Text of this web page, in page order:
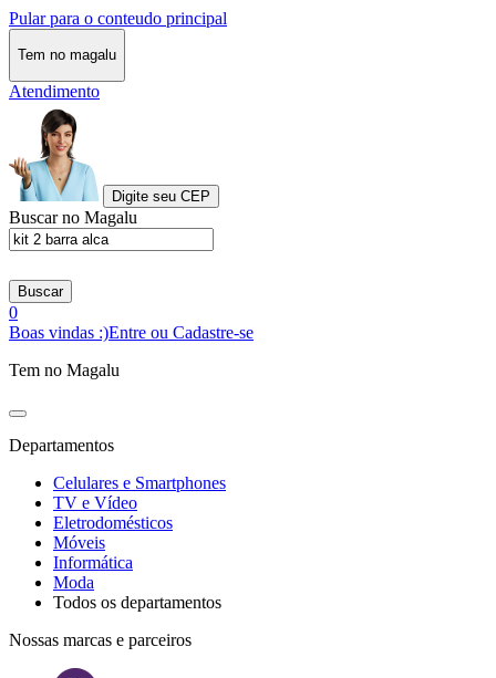
Pular para o conteudo principal
Tem no magalu
Atendimento
Digite seu CEP
Buscar no Magalu
Buscar
0
Boas vindas :)Entre ou Cadastre-se
Tem no Magalu
Departamentos
Celulares e Smartphones
TV e Vídeo
Eletrodomésticos
Móveis
Informática
Moda
Todos os departamentos
Nossas marcas e parceiros